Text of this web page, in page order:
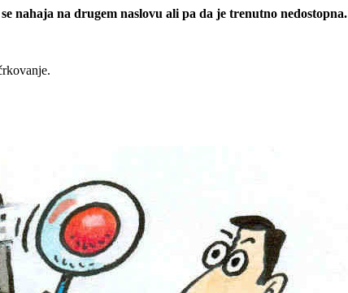
nahaja na drugem naslovu ali pa da je trenutno nedostopna.